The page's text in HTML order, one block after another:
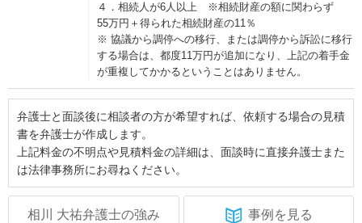
４．相続人が6人以上 ※相続財産の額に関わらず
55万円＋得られた相続財産の11％
※ 協議から調停への移行、または調停から訴訟に移行
する場合は、都度11万円が追加になり、上記の着手金
が重複してかかるということはありません。
弁護士と面談後に相談者の方が希望すれば、依頼する場合の見積
書を弁護士が作成します。
上記料金の不明点や見積料金の詳細は、面談時に直接弁護士また
は法律事務所にお尋ねください。
相川 大祐弁護士の強み 事例を見る